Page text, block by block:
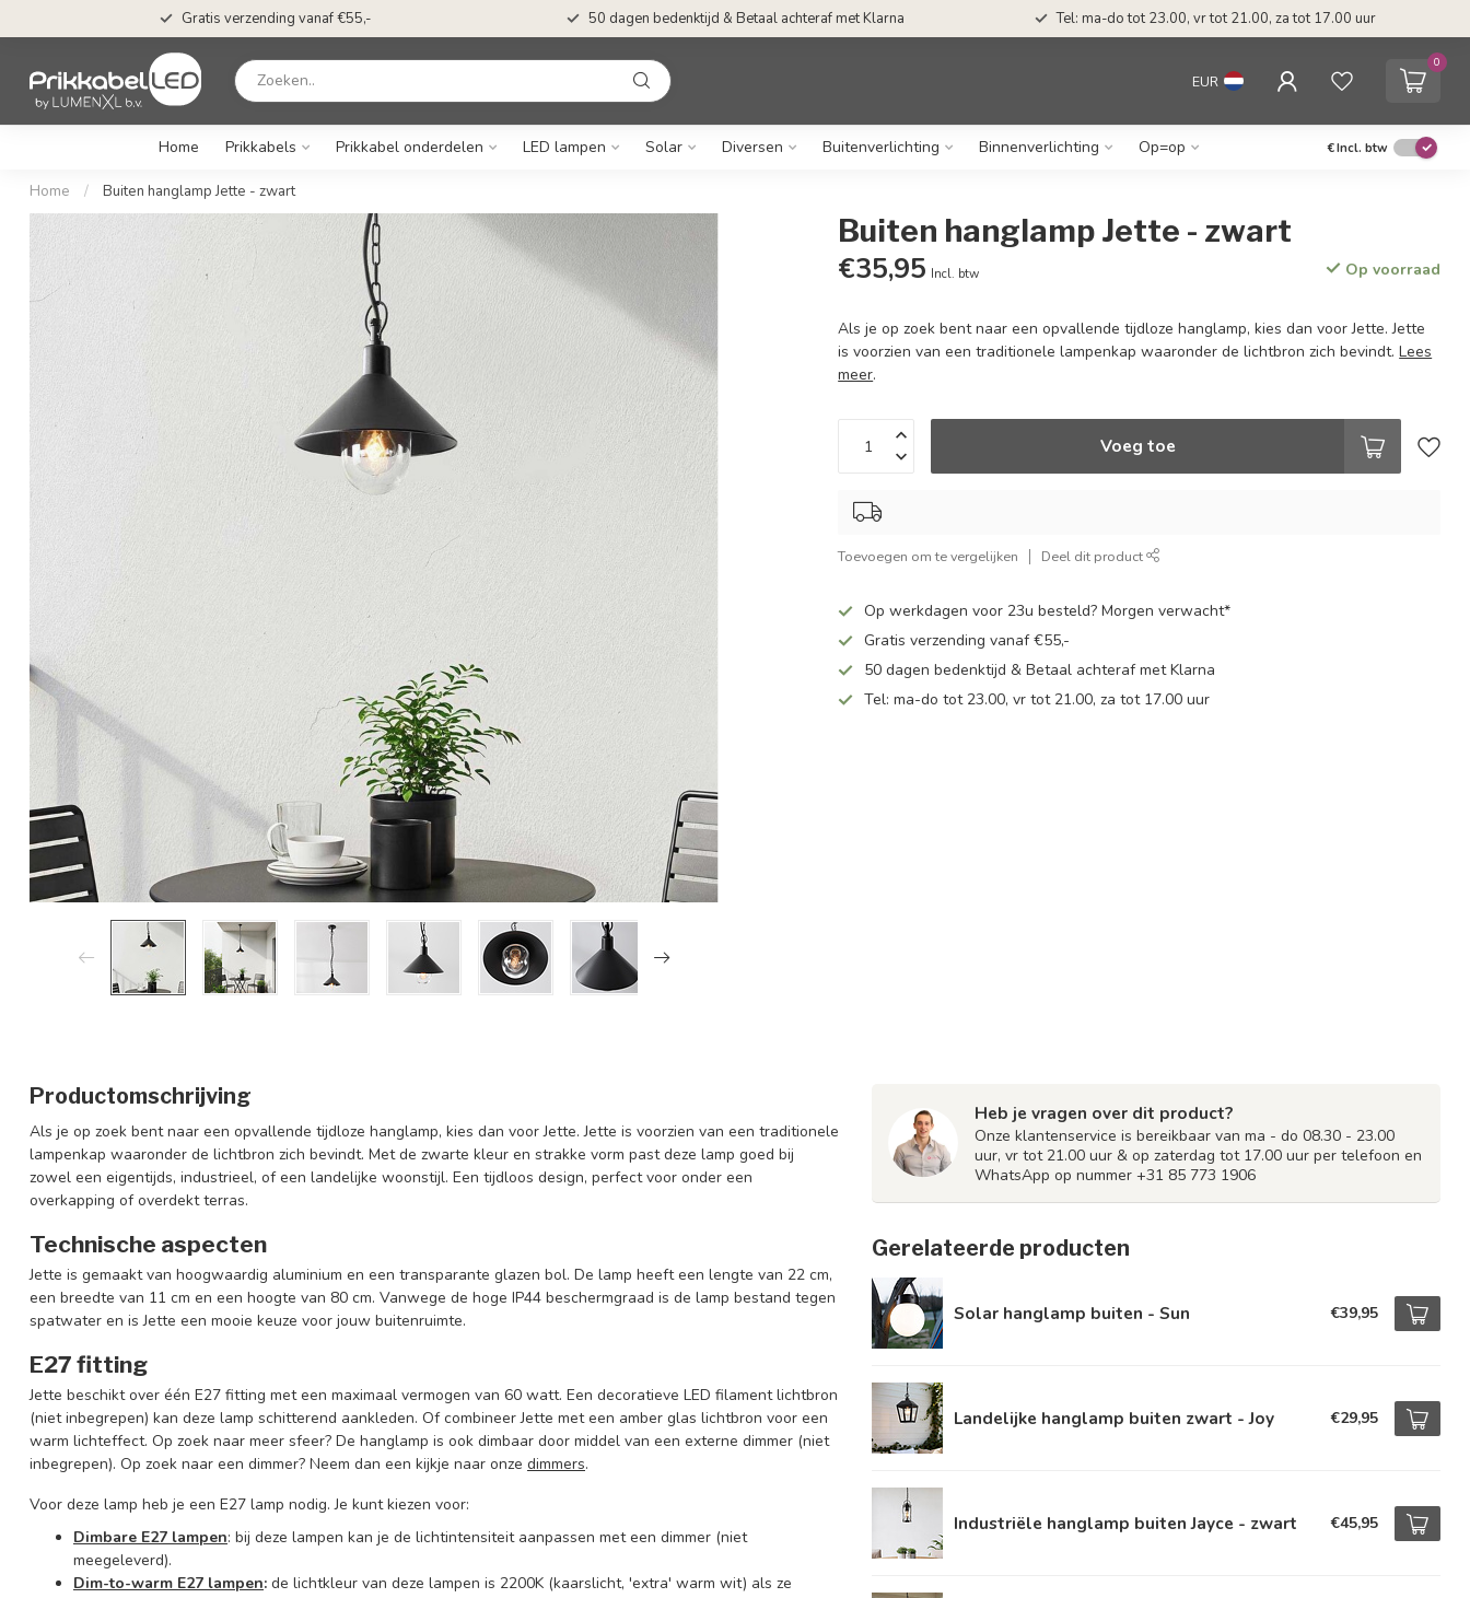
Gratis verzending vanaf €55,- 50 dagen bedenktijd & Betaal achteraf met Klarna Tel: ma-do tot 23.00, vr tot 21.00, za tot 17.00 uur
EUR
0
Home Prikkabels Prikkabel onderdelen LED lampen Solar Diversen Buitenverlichting Binnenverlichting Op=op €Incl. btw
Home / Buiten hanglamp Jette - zwart
Buiten hanglamp Jette - zwart
€35,95 Incl. btw Op voorraad
Als je op zoek bent naar een opvallende tijdloze hanglamp, kies dan voor Jette. Jette
is voorzien van een traditionele lampenkap waaronder de lichtbron zich bevindt.Lees
meer.
Voeg toe
Toevoegen om te vergelijken Deel dit product
Op werkdagen voor 23u besteld? Morgen verwacht*
Gratis verzending vanaf €55,-
50 dagen bedenktijd & Betaal achteraf met Klarna
Tel: ma-do tot 23.00, vr tot 21.00, za tot 17.00 uur
Productomschrijving
Als je op zoek bent naar een opvallende tijdloze hanglamp, kies dan voor Jette. Jette is voorzien van een traditionele
lampenkap waaronder de lichtbron zich bevindt. Met de zwarte kleur en strakke vorm past deze lamp goed bij
zowel een eigentijds, industrieel, of een landelijke woonstijl. Een tijdloos design, perfect voor onder een
overkapping of overdekt terras.
Technische aspecten
Jette is gemaakt van hoogwaardig aluminium en een transparante glazen bol. De lamp heeft een lengte van 22 cm,
een breedte van 11 cm en een hoogte van 80 cm. Vanwege de hoge IP44 beschermgraad is de lamp bestand tegen
spatwater en is Jette een mooie keuze voor jouw buitenruimte.
E27 fitting
Jette beschikt over één E27 fitting met een maximaal vermogen van 60 watt. Een decoratieve LED filament lichtbron
(niet inbegrepen) kan deze lamp schitterend aankleden. Of combineer Jette met een amber glas lichtbron voor een
warm lichteffect. Op zoek naar meer sfeer? De hanglamp is ook dimbaar door middel van een externe dimmer (niet
inbegrepen). Op zoek naar een dimmer? Neem dan een kijkje naar onze dimmers.
Voor deze lamp heb je een E27 lamp nodig. Je kunt kiezen voor:
Dimbare E27 lampen: bij deze lampen kan je de lichtintensiteit aanpassen met een dimmer (niet
meegeleverd).
Dim-to-warm E27 lampen: de lichtkleur van deze lampen is 2200K (kaarslicht, 'extra' warm wit) als ze
Heb je vragen over dit product?
Onze klantenservice is bereikbaar van ma - do 08.30 - 23.00
uur, vr tot 21.00 uur & op zaterdag tot 17.00 uur per telefoon en
WhatsApp op nummer +31 85 773 1906
Gerelateerde producten
Solar hanglamp buiten - Sun €39,95
Landelijke hanglamp buiten zwart - Joy €29,95
Industriële hanglamp buiten Jayce - zwart €45,95